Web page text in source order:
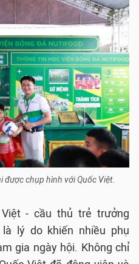
chụp hình với Quốc Việt.
- cầu thủ trẻ trưởng
lý do khiến nhiều phụ
gia ngày hội. Không chỉ